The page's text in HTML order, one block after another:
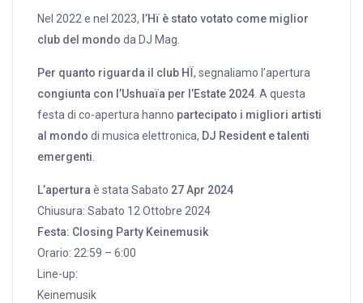
Nel 2022 e nel 2023, l’Hï è stato votato come miglior
club del mondo da DJ Mag.
Per quanto riguarda il club HÏ, segnaliamo l’apertura
congiunta con l’Ushuaïa per l’Estate 2024. A questa
festa di co-apertura hanno partecipato i migliori artisti
al mondo di musica elettronica, DJ Resident e talenti
emergenti.
L’apertura è stata Sabato 27 Apr 2024
Chiusura: Sabato 12 Ottobre 2024
Festa: Closing Party Keinemusik
Orario: 22:59 – 6:00
Line-up:
Keinemusik